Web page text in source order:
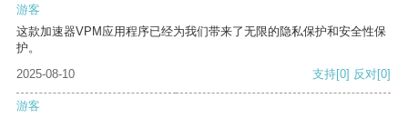
游客
这款加速器VPM应用程序已经为我们带来了无限的隐私保护和安全性保
护。
2025-08-10
支持[0] 反对[0]
游客